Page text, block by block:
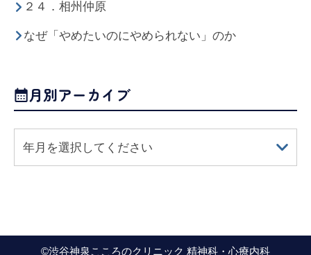
２４．相州仲原
なぜ「やめたいのにやめられない」のか
月別アーカイブ
年月を選択してください
©渋谷神泉こころのクリニック 精神科・心療内科